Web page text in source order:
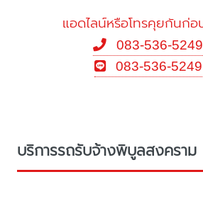
แอดไลน์หรือโทรคุยกันก่อ
083-536-5249
083-536-5249
บริการรถรับจ้างพิบูลสงคราม